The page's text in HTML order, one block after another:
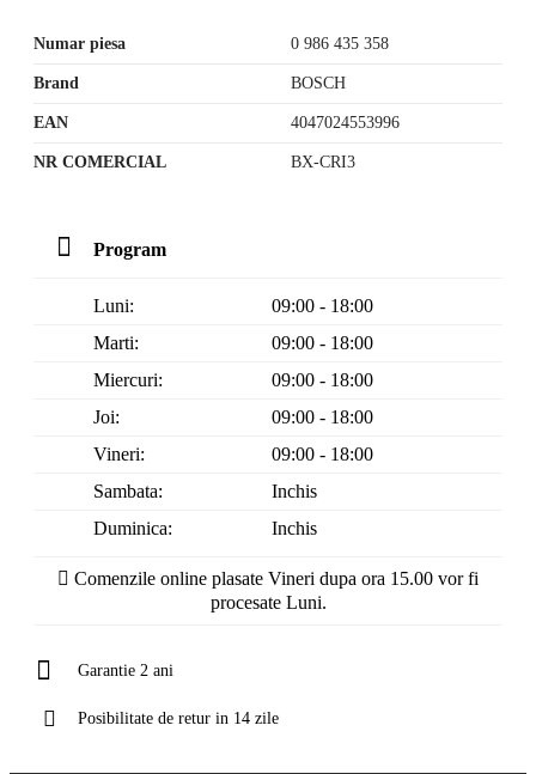
Numar piesa 0 986 435 358
Brand BOSCH
EAN 4047024553996
NR COMERCIAL BX-CRI3
Program
Luni:
09:00 - 18:00
Marti:
09:00 - 18:00
Miercuri:
09:00 - 18:00
Joi:
09:00 - 18:00
Vineri:
09:00 - 18:00
Sambata:
Inchis
Duminica:
Inchis
Comenzile online plasate Vineri dupa ora 15.00 vor fi
procesate Luni.
Garantie 2 ani
Posibilitate de retur in 14 zile